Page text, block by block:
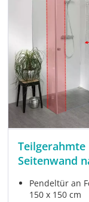
Teilgerahmte
Seitenwand
Pendeltür an
150 x 150 cm